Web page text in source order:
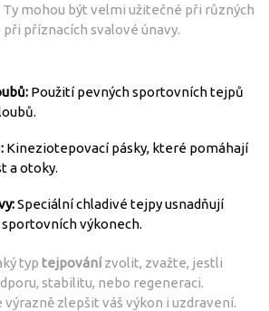
mohou být velmi užitečné při různých
příznacích svalové únavy.
Použití pevných sportovních tejpů
Kineziotepovací pásky, které pomáhají
a otoky.
Speciální chladivé tejpy usnadňují
výkonech.
typ tejpovánízvolit, zvažte, jestli
stabilitu, nebo regeneraci.
výrazně zlepšit váš výkon i uzdravení.